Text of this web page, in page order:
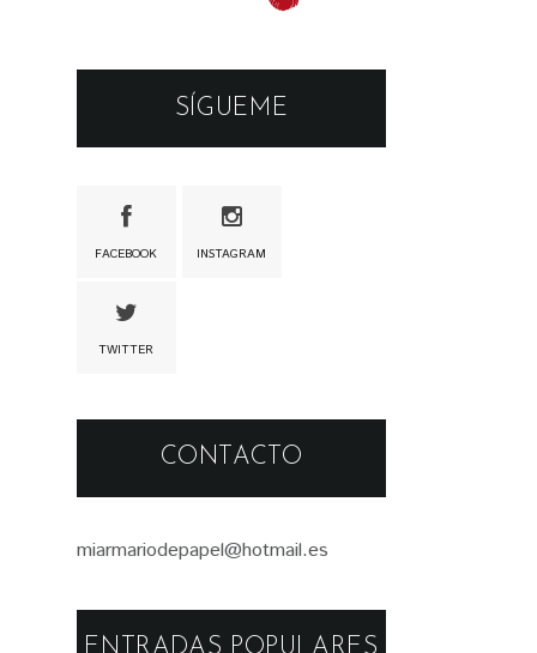
SÍGUEME
FACEBOOK INSTAGRAM
TWITTER
CONTACTO
miarmariodepapel@hotmail.es